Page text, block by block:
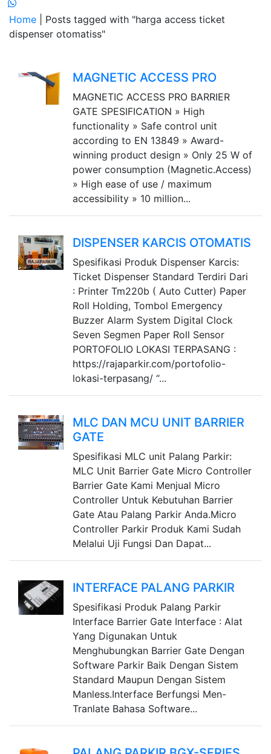
Home
| Posts tagged with "harga access ticket
dispenser otomatiss"
MAGNETIC ACCESS PRO
MAGNETIC ACCESS PRO BARRIER
GATE SPESIFICATION » High
functionality » Safe control unit
according to EN 13849 » Award-
winning product design » Only 25 W of
power consumption (Magnetic.Access)
» High ease of use / maximum
accessibility » 10 million...
DISPENSER KARCIS OTOMATIS
Spesifikasi Produk Dispenser Karcis:
Ticket Dispenser Standard Terdiri Dari
: Printer Tm220b ( Auto Cutter) Paper
Roll Holding, Tombol Emergency
Buzzer Alarm System Digital Clock
Seven Segmen Paper Roll Sensor
PORTOFOLIO LOKASI TERPASANG :
https://rajaparkir.com/portofolio-
lokasi-terpasang/ “...
MLC DAN MCU UNIT BARRIER
GATE
Spesifikasi MLC unit Palang Parkir:
MLC Unit Barrier Gate Micro Controller
Barrier Gate Kami Menjual Micro
Controller Untuk Kebutuhan Barrier
Gate Atau Palang Parkir Anda.Micro
Controller Parkir Produk Kami Sudah
Melalui Uji Fungsi Dan Dapat...
INTERFACE PALANG PARKIR
Spesifikasi Produk Palang Parkir
Interface Barrier Gate Interface : Alat
Yang Digunakan Untuk
Menghubungkan Barrier Gate Dengan
Software Parkir Baik Dengan Sistem
Standard Maupun Dengan Sistem
Manless.Interface Berfungsi Men-
Tranlate Bahasa Software...